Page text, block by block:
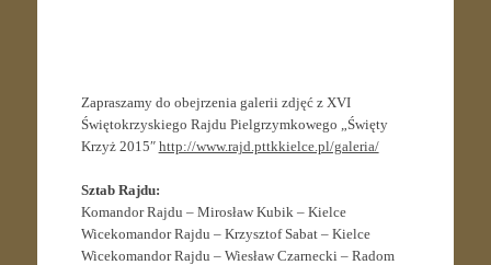
Zapraszamy do obejrzenia galerii zdjęć z XVI
Świętokrzyskiego Rajdu Pielgrzymkowego „Święty
Krzyż 2015″ http://www.rajd.pttkkielce.pl/galeria/
Sztab Rajdu:
Komandor Rajdu – Mirosław Kubik – Kielce
Wicekomandor Rajdu – Krzysztof Sabat – Kielce
Wicekomandor Rajdu – Wiesław Czarnecki – Radom